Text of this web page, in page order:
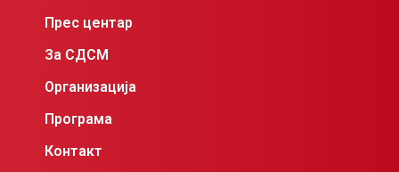
Прес центар
За СДСМ
Организација
Програма
Контакт